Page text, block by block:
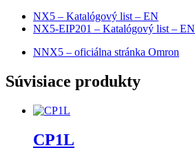
NX5 – Katalógový list – EN
NX5-EIP201 – Katalógový list – EN
NNX5 – oficiálna stránka Omron
Súvisiace produkty
CP1L